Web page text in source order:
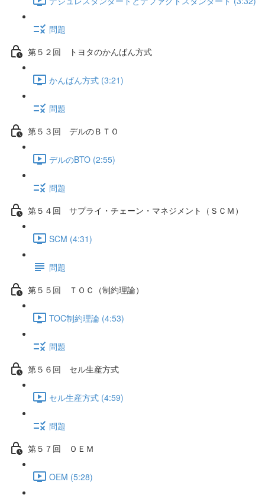
問題
第５２回 トヨタのかんばん方式
かんばん方式 (3:21)
問題
第５３回 デルのＢＴＯ
デルのBTO (2:55)
問題
第５４回 サプライ・チェーン・マネジメント（ＳＣＭ）
SCM (4:31)
問題
第５５回 ＴＯＣ（制約理論）
TOC制約理論 (4:53)
問題
第５６回 セル生産方式
セル生産方式 (4:59)
問題
第５７回 ＯＥＭ
OEM (5:28)